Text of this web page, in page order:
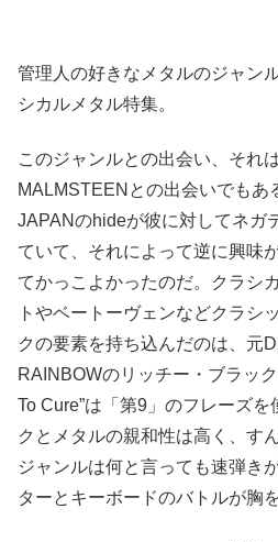
管理人の好きなメタルのジャン
シカルメタル特集。
このジャンルとの出会い、それ
MALMSTEENとの出会いでもあ
JAPANのhideが彼に対してネガ
ていて、それによって逆に興味
てかっこよかったのだ。クラシ
トやベートーヴェンなどクラシ
クの要素を持ち込んだのは、元
RAINBOWのリッチー・ブラッ
To Cure”は「第9」のフレーズ
クとメタルの親和性は高く、す
ジャンルは何と言っても速弾き
ターとキーボードのバトルが胸